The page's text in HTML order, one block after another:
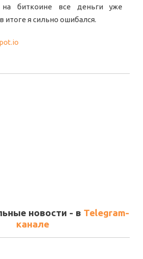
на биткоине все деньги уже
итоге я сильно ошибался.
новости - в Telegram-
канале